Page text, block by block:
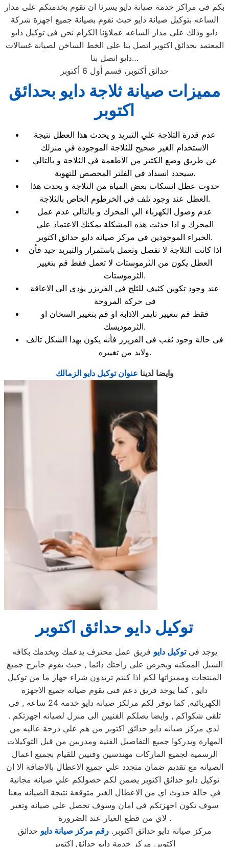
بكم فى مراكز خدمة صيانة دايو يسرنا ان نقوم بخدمتكم على مدار
الساعه بتوكيل صيانة دايو حيث نقوم بصيانة جميع اجهزة شركة
دايو وذلك على مدار الساعه عملاؤنا الكرام نحن فى توكيل دايو
المعتمد بحدائق اكتوبر اتصل بنا على الخط الساخن لصيانة غسالات
دايو اتصل بنا…
حدائق أكتوبر، قسم أول 6 أكتوبر
مميزات صيانة ثلاجة دايو بحدائق
اكتوبر
عدم قدرة الثلاجة علي التبريد و يحدث هذا العطل نتيجة
الاستخدام الغير صحيح للثلاجة الموجودة في منزلك
عن طريق وضع الكثير من الاطعمة في الثلاجة و بالتالي
سيحدد انسداد في الفلتر المخصص للتهوية.
حدوث عطل انسكاب بعض المياة من الثلاجة و يحدث هذا
العطل عند وجود تلف في الخرطوم الخاص بالثلاجة.
عدم وصول الكهرباء الي المحرك و بالتالي عدم عمل
المحرك و اذا حدثت هذه المشكلة يمكنك الاعتماد علي
الخبراء الموجودين في مركز صيانه دايو حدائق اكتوبر.
اذا كانت الثلاجة لا تفصل وتعمل باستمرار والتبريد جيد فأن
العطل يكون من الثرموستات لا تعمل فقط قم بتغيير
الثرموستات.
عند وجود تكوين كثيف للثلج فى الفريزر يؤدى الى الاعاقة
فى حركة المروحة
فقط قم بتغيير تايمر الاذابة او قم بتغيير السخان او
الثرموديسك.
فى حالة وجود ثقب فى الفريزر فأنه يكون بهذا الشكل تالف
ولابد من تغييره.
وايضا لدينا عنوان توكيل دايو الزمالك
توكيل دايو حدائق اكتوبر
يوجد فىتوكيل دايو فريق عمل محترف يدعمك ويخدمك بكافه
السبل الممكنه ويحرص على راحتك دائما , حيث يقوم جابرح جميع
المنتجات ومميزاتها لكم اذا كنتم تريدون شراء جهاز ما من توكيل
دايو , كما يوجد فريق دعم فنى يقوم صيانه جميع الاجهزه
الكهربائيه, كما توفر لكم مرلكز صيانه دايو خدمه 24 ساعه , فى
تلقى شكواكم , وايضا يصلكم الفنيين الى منزل لصيانه اجهزتكم .
لدي مركز صيانه دايو حدائق اكتوبر من هم علي درجة عاليه من
المهارة ويدركوا جميع التفاصيل الفنية ومدربين من قبل التوكيلات
الرسمية لجميع الماركات مهندسين وفنيين للقيام بجميع اعمال
الصيانه مع تقديم ضمان متجدد علي جميع الاعطال بالاضافة الا ان
توكيل دايو حدائق اكتوبر يضمن لكم حصولكم علي صيانه مجانية
في حالة حدوث اي من الاعطال الغير متوقعة نتيجة الصيانه معنا
سوف تكون اجهزتكم في امان وسوف تحصل علي صيانه وتغير
لاي من قطع الغيار عند الضرورة .
مركز صيانة دايو حدائق اكتوبر.رقم مركز صيانة دايو حدائق
اكتوبر. مركز خدمة دايو حدائق اكتوبر